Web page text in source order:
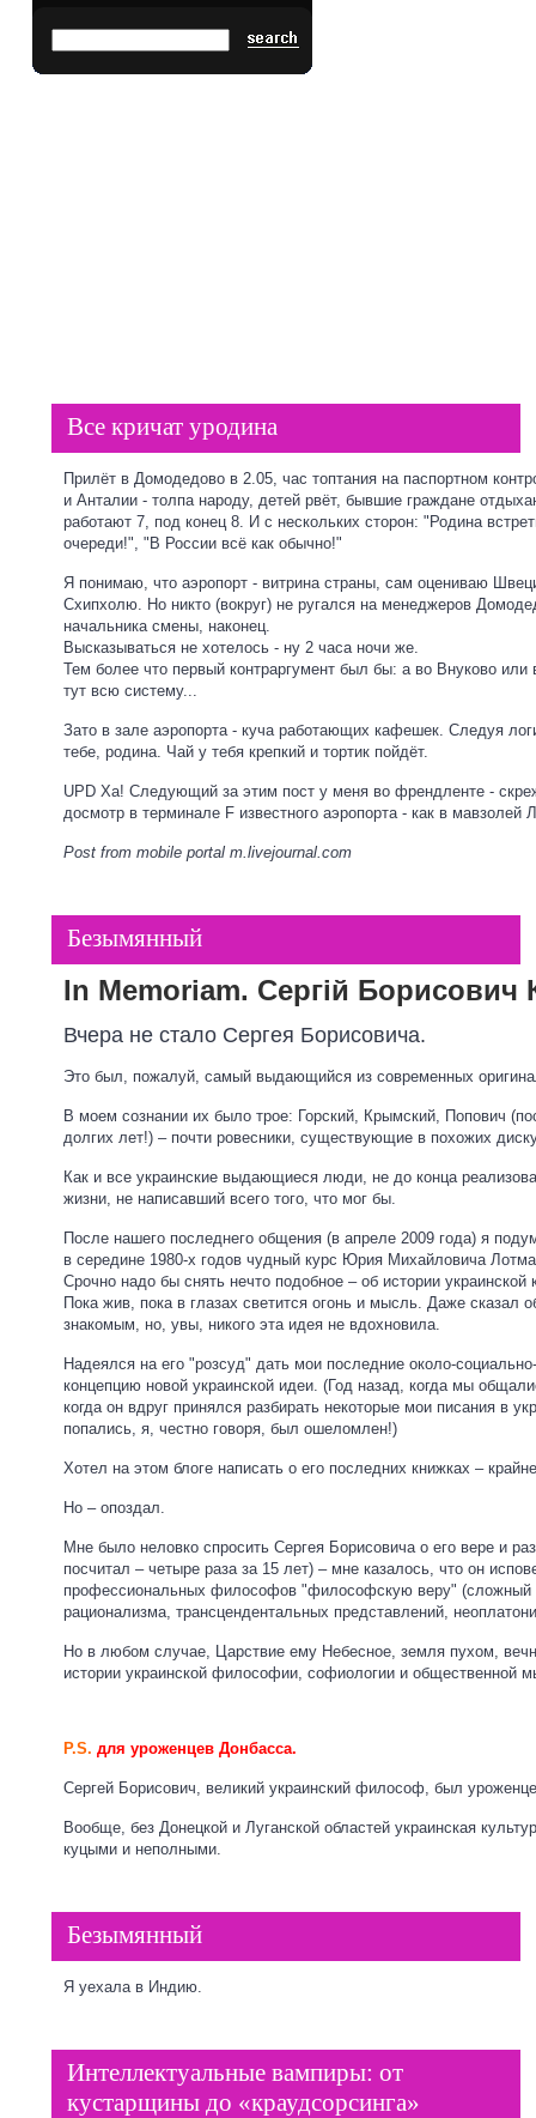
Все кричат уродина
Прилёт в Домодедово в 2.05, час топтания на паспортном
и Анталии - толпа народу, детей рвёт, бывшие граждане
работают 7, под конец 8. И с нескольких сторон: "Родина
очереди!", "В России всё как обычно!"
Я понимаю, что аэропорт - витрина страны, сам оцениваю
Схипхолю. Но никто (вокруг) не ругался на менеджеров
начальника смены, наконец.
Высказываться не хотелось - ну 2 часа ночи же.
Тем более что первый контраргумент был бы: а во Внуково
тут всю систему...
Зато в зале аэропорта - куча работающих кафешек. Следуя
тебе, родина. Чай у тебя крепкий и тортик пойдёт.
UPD Ха! Следующий за этим пост у меня во френдленте -
досмотр в терминале F известного аэропорта - как в мавзолей
Post from mobile portal m.livejournal.com
Безымянный
In Memoriam. Сергій Борисович
Вчера не стало Сергея Борисовича.
Это был, пожалуй, самый выдающийся из современных
В моем сознании их было трое: Горский, Крымский, Попович
долгих лет!) – почти ровесники, существующие в похожих
Как и все украинские выдающиеся люди, не до конца
жизни, не написавший всего того, что мог бы.
После нашего последнего общения (в апреле 2009 года) я
в середине 1980-х годов чудный курс Юрия Михайловича
Срочно надо бы снять нечто подобное – об истории
Пока жив, пока в глазах светится огонь и мысль. Даже сказал
знакомым, но, увы, никого эта идея не вдохновила.
Надеялся на его "розсуд" дать мои последние около-
концепцию новой украинской идеи. (Год назад, когда мы
когда он вдруг принялся разбирать некоторые мои писания в
попались, я, честно говоря, был ошеломлен!)
Хотел на этом блоге написать о его последних книжках –
Но – опоздал.
Мне было неловко спросить Сергея Борисовича о его вере и
посчитал – четыре раза за 15 лет) – мне казалось, что он
профессиональных философов "философскую веру" (сложный
рационализма, трансцендентальных представлений,
Но в любом случае, Царствие ему Небесное, земля пухом,
истории украинской философии, софиологии и общественной
P.S. для уроженцев Донбасса.
Сергей Борисович, великий украинский философ, был
Вообще, без Донецкой и Луганской областей украинская
куцыми и неполными.
Безымянный
Я уехала в Индию.
Интеллектуальные вампиры: от
кустарщины до «краудсорсинга»